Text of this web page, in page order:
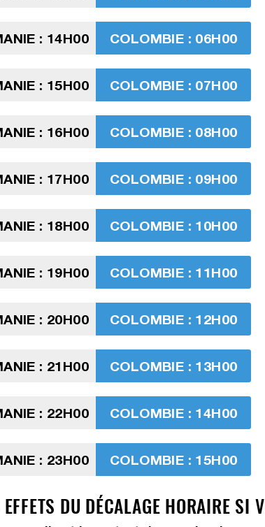
: 14H00 COLOMBIE : 06H00
: 15H00 COLOMBIE : 07H00
: 16H00 COLOMBIE : 08H00
: 17H00 COLOMBIE : 09H00
: 18H00 COLOMBIE : 10H00
: 19H00 COLOMBIE : 11H00
: 20H00 COLOMBIE : 12H00
: 21H00 COLOMBIE : 13H00
: 22H00 COLOMBIE : 14H00
: 23H00 COLOMBIE : 15H00
DU DÉCALAGE HORAIRE SI